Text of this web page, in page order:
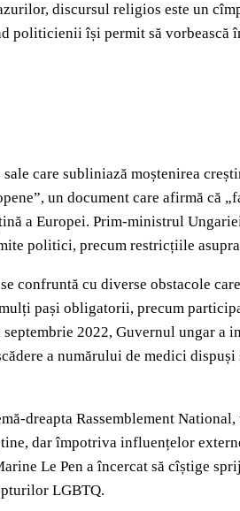
discursul religios este un
politicienii își permit să
care subliniază moștenirea
un document care afirmă că
a Europei. Prim-ministrul
politici, precum restricțiile
confruntă cu diverse obstacole
pași obligatorii, precum
2022, Guvernul ungar
a numărului de medici
dreapta Rassemblement
dar împotriva influențelor
Le Pen a încercat să cîștige
LGBTQ.